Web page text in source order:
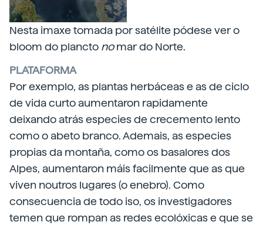
Nesta imaxe tomada por satélite pódese ver o
bloom do plancto nomar do Norte.
PLATAFORMA
Por exemplo, as plantas herbáceas e as de ciclo
de vida curto aumentaron rapidamente
deixando atrás especies de crecemento lento
como o abeto branco. Ademais, as especies
propias da montaña, como os basalores dos
Alpes, aumentaron máis facilmente que as que
viven noutros lugares (o enebro). Como
consecuencia de todo iso, os investigadores
temen que rompan as redes ecolóxicas e que se